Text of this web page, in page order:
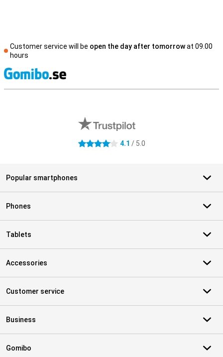
Customer service will be open the day after tomorrowat 09.00
hours
4.1 stars 4.1 / 5.0
Popular smartphones
Phones
Tablets
Accessories
Customer service
Business
Gomibo